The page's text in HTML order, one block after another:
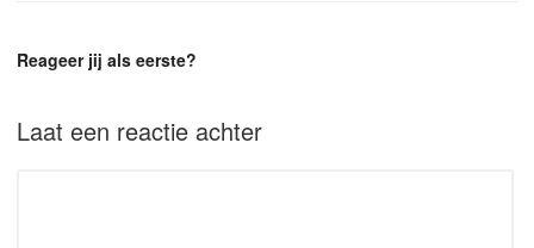
Reageer jij als eerste?
Laat een reactie achter